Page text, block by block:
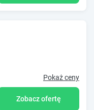
| ANEKS
Pokaż ceny
Zobacz ofertę